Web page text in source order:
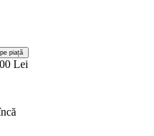
piață
Lei